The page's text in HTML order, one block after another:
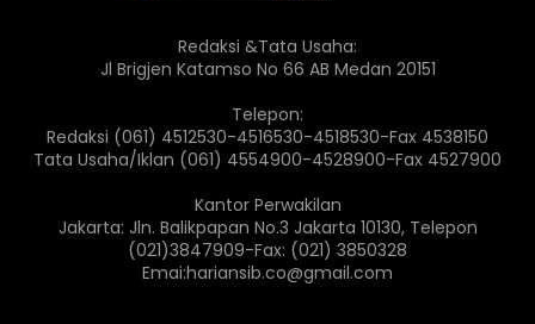
Redaksi &Tata Usaha:
Jl Brigjen Katamso No 66 AB Medan 20151
Telepon:
Redaksi (061) 4512530-4516530-4518530-Fax 4538150
Tata Usaha/Iklan (061) 4554900-4528900-Fax 4527900
Kantor Perwakilan
Jakarta: Jln. Balikpapan No.3 Jakarta 10130, Telepon
(021)3847909-Fax: (021) 3850328
Emai:hariansib.co@gmail.com